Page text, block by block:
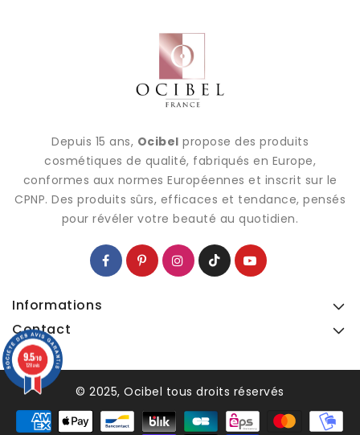
Depuis 15 ans, Ocibel propose des produits
cosmétiques de qualité, fabriqués en Europe,
conformes aux normes Européennes et inscrit sur le
CPNP. Des produits sûrs, efficaces et tendance, pensés
pour révéler votre beauté au quotidien.
Informations
Contact
© 2025, Ocibel tous droits réservés
9.5/10
128 avis
9.5/10
128 avis